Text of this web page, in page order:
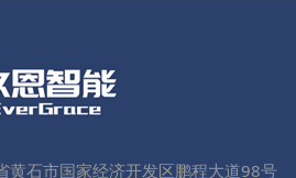
石市国家经济开发区鹏程大道98号